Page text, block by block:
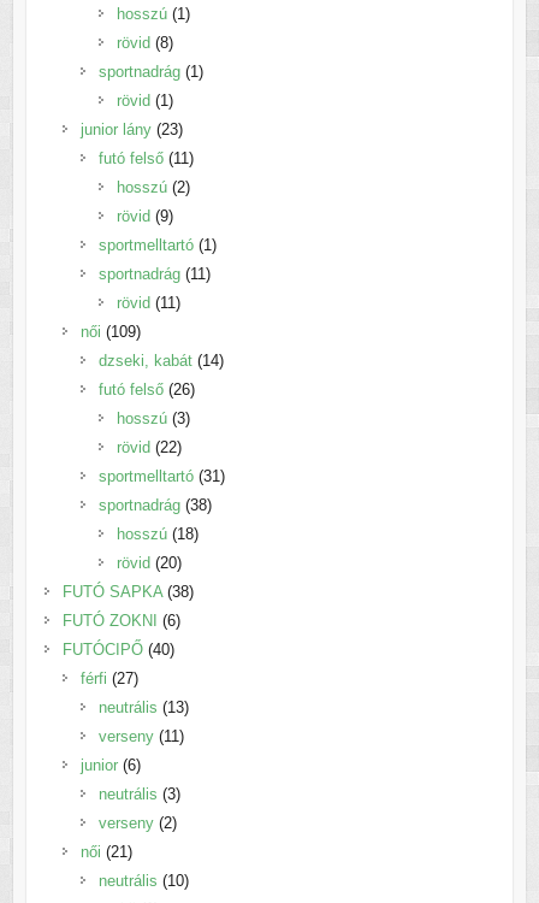
termék
hosszú 11
rövid 88
termék
sportnadrág 11
rövid 11
termék
junior lány 2323
termék
futó felső 1111
termék
hosszú 22
rövid 99
termék
sportmelltartó 11
termék
sportnadrág 1111
rövid 1111
női 109109
termék
dzseki, kabát 1414
futó felső 2626
termék
hosszú 33
rövid 2222
termék
sportmelltartó 3131
sportnadrág 3838
hosszú 1818
rövid 2020
termék
FUTÓ SAPKA 3838
FUTÓ ZOKNI 66
termék
FUTÓCIPŐ 4040
férfi 2727
termék
neutrális 1313
termék
verseny 1111
junior 66
termék
neutrális 33
termék
verseny 22
női 2121
termék
neutrális 1010